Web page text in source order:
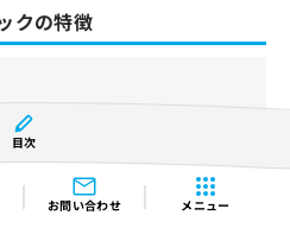
お問い合わせ メニュー
クの特徴
セントを重視
目次